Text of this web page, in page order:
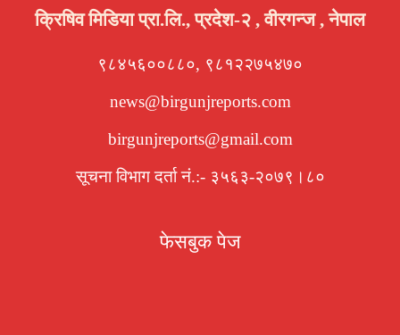
क्रिषिव मिडिया प्रा.लि., प्रदेश-२ , वीरगन्ज , नेपाल
९८४५६००८८०, ९८१२२७५४७०
news@birgunjreports.com
birgunjreports@gmail.com
सूचना विभाग दर्ता नं.:- ३५६३-२०७९।८०
फेसबुक पेज